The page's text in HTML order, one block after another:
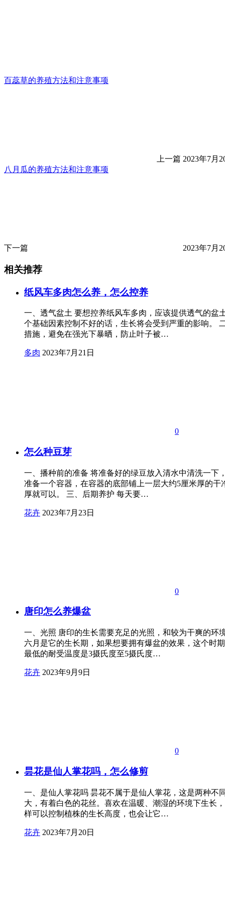
百蕊草的养殖方法和注意事项
上一篇 2023年7月
八月瓜的养殖方法和注意事项
下一篇 2023年7月
相关推荐
纸风车多肉怎么养，怎么控养
一、透气盆土 要想控养纸风车多肉，应该提供透气的
个基础因素控制不好的话，生长将会受到严重的影响。
措施，避免在强光下暴晒，防止叶子被…
多肉 2023年7月21日
0
怎么种豆芽
一、播种前的准备 将准备好的绿豆放入清水中清洗一
准备一个容器，在容器的底部铺上一层大约5厘米厚的
厚就可以。 三、后期养护 每天要…
花卉 2023年7月23日
0
唐印怎么养爆盆
一、光照 唐印的生长需要充足的光照，和较为干爽的
六月是它的生长期，如果想要拥有爆盆的效果，这个时
最低的耐受温度是3摄氏度至5摄氏度…
花卉 2023年9月9日
0
昙花是仙人掌花吗，怎么修剪
一、是仙人掌花吗 昙花不属于是仙人掌花，这是两种
大，有着白色的花丝。喜欢在温暖、潮湿的环境下生长
样可以控制植株的生长高度，也会让它…
花卉 2023年7月20日